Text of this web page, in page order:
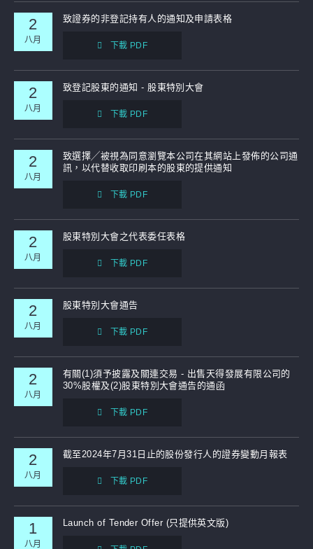
2
八月
致證券的非登記持有人的通知及申請表格
下載 PDF
2
八月
致登記股東的通知 - 股東特別大會
下載 PDF
2
八月
致選擇╱被視為同意瀏覽本公司在其網站上發佈的公司通
訊，以代替收取印刷本的股東的提供通知
下載 PDF
2
八月
股東特別大會之代表委任表格
下載 PDF
2
八月
股東特別大會通告
下載 PDF
2
八月
有關(1)須予披露及關連交易 - 出售天得發展有限公司的
30%股權及(2)股東特別大會通告的通函
下載 PDF
2
八月
截至2024年7月31日止的股份發行人的證券變動月報表
下載 PDF
1
八月
Launch of Tender Offer (只提供英文版)